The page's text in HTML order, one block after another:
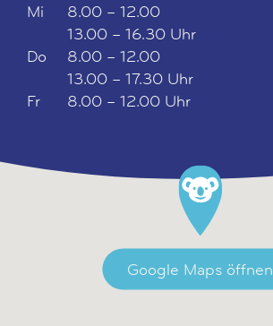
Mi
8.00 – 12.00
13.00 – 16.30 Uhr
Do
8.00 – 12.00
13.00 – 17.30 Uhr
Fr
8.00 – 12.00 Uhr
Google Maps öffnen